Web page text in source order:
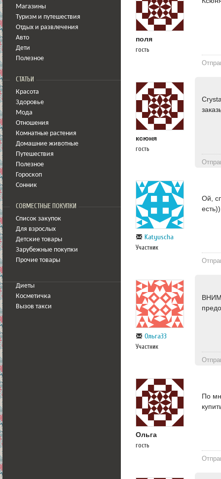
Магазины
Туризм и путешествия
Отдых и развлечения
Авто
Дети
Полезное
СТАТЬИ
Красота
Здоровье
Мода
Отношения
Комнатные растения
Домашние животные
Путешествия
Полезное
Гороскоп
Сонник
СОВМЕСТНЫЕ ПОКУПКИ
Список закупок
Для взрослых
Детские товары
Зарубежные покупки
Прочие товары
Диеты
Косметичка
Вызов такси
поля
гость
ксюня
гость
Katyuscha
Участник
Ой,
есть))
Ольга33
Участник
Ольга
гость
По